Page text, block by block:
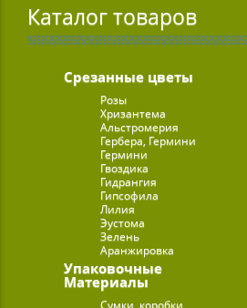
Каталог товаров
Срезанные цветы
Розы
Хризантема
Альстромерия
Гербера, Гермини
Гермини
Гвоздика
Гидрангия
Гипсофила
Лилия
Эустома
Зелень
Аранжировка
Упаковочные
Материалы
Сумки, коробки,